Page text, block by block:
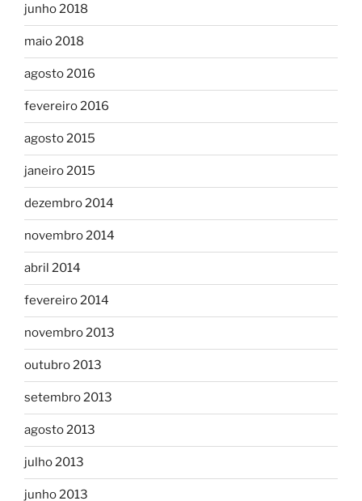
junho 2018
maio 2018
agosto 2016
fevereiro 2016
agosto 2015
janeiro 2015
dezembro 2014
novembro 2014
abril 2014
fevereiro 2014
novembro 2013
outubro 2013
setembro 2013
agosto 2013
julho 2013
junho 2013